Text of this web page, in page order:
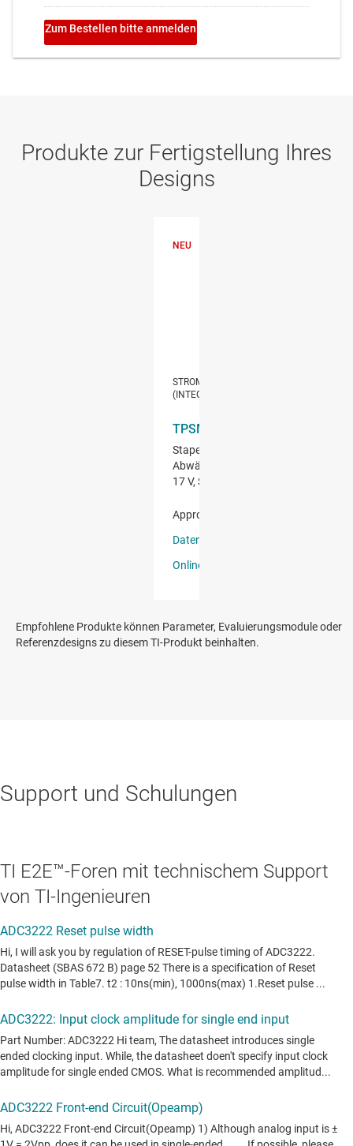
Empfohlene Produkte können Parameter, Evaluierungsmodule oder
Referenzdesigns zu diesem TI-Produkt beinhalten.
Support und Schulungen
TI E2E™-Foren mit technischem Support
von TI-Ingenieuren